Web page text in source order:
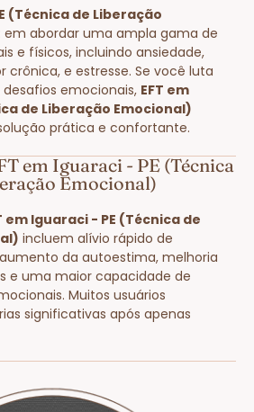
(Técnica de Liberação
em abordar uma ampla gama de
e físicos, incluindo ansiedade,
crônica, e estresse. Se você luta
emocionais, EFT em
de Liberação Emocional)
prática e confortante.
em Iguaraci - PE (Técnica
Emocional)
em Iguaraci - PE (Técnica de
incluem alívio rápido de
da autoestima, melhoria
e uma maior capacidade de
Muitos usuários
significativas após apenas